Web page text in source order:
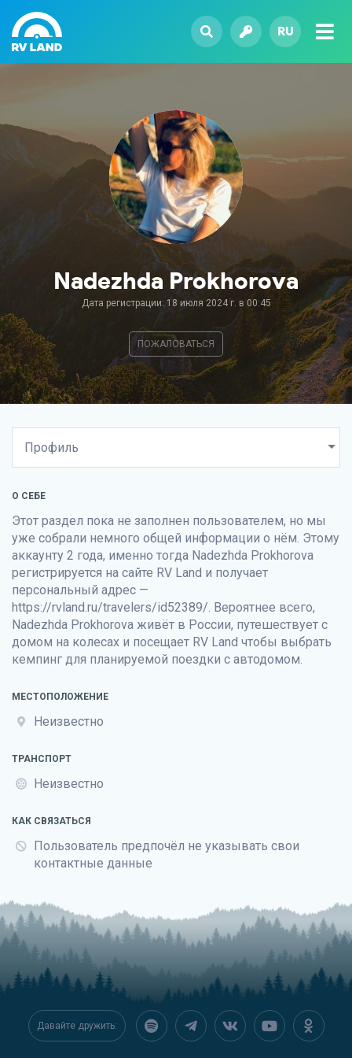
RU
Nadezhda Prokhorova
Дата регистрации: 18 июля 2024 г. в 00:45
ПОЖАЛОВАТЬСЯ
О СЕБЕ
Этот раздел пока не заполнен пользователем, но мы
уже собрали немного общей информации о нём. Этому
аккаунту 2 года, именно тогда Nadezhda Prokhorova
регистрируется на сайте RV Land и получает
персональный адрес —
https://rvland.ru/travelers/id52389/. Вероятнее всего,
Nadezhda Prokhorova живёт в России, путешествует с
домом на колесах и посещает RV Land чтобы выбрать
кемпинг для планируемой поездки с автодомом.
МЕСТОПОЛОЖЕНИЕ
Неизвестно
ТРАНСПОРТ
Неизвестно
КАК СВЯЗАТЬСЯ
Пользователь предпочёл не указывать свои
контактные данные
Давайте дружить: